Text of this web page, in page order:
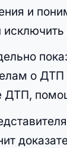
и
о
ДТП,